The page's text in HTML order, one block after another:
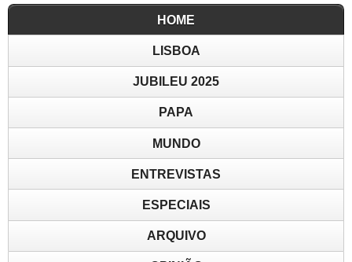
HOME
LISBOA
JUBILEU 2025
PAPA
MUNDO
ENTREVISTAS
ESPECIAIS
ARQUIVO